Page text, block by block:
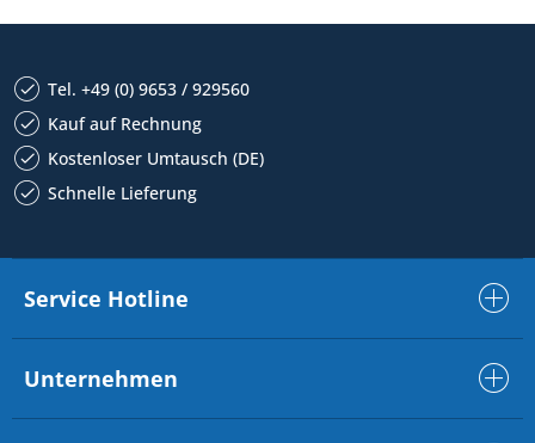
Tel. +49 (0) 9653 / 929560
Kauf auf Rechnung
Kostenloser Umtausch (DE)
Schnelle Lieferung
Service Hotline
Unternehmen